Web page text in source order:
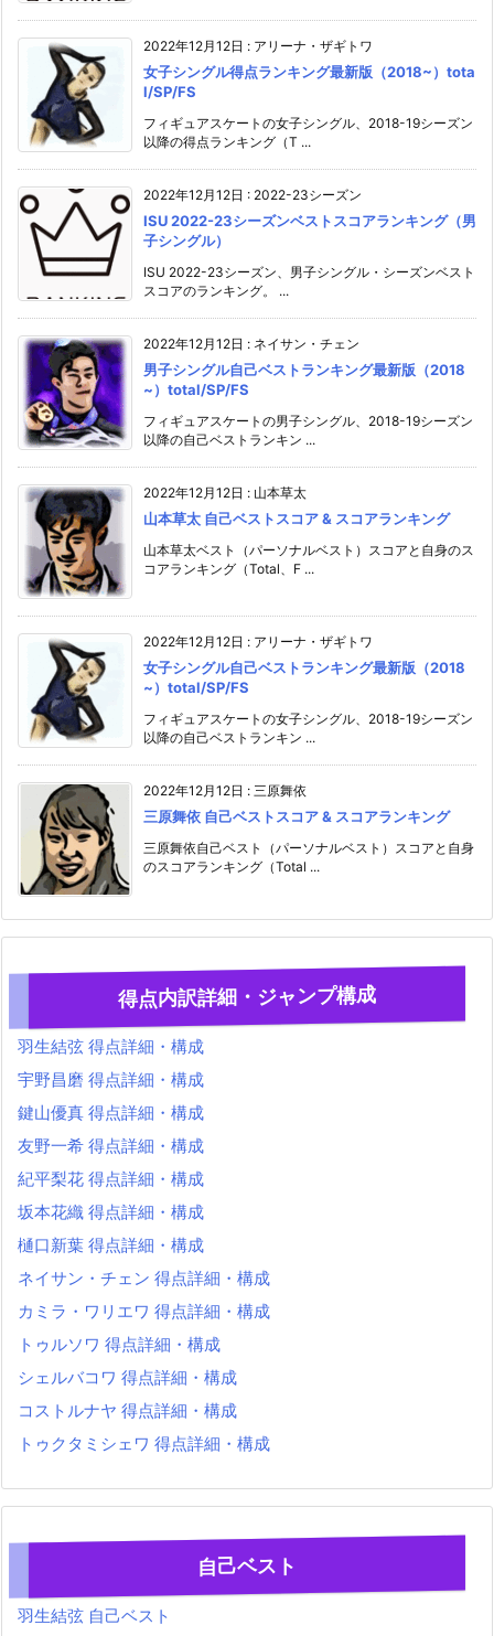
2022年12月12日 : アリーナ・ザギトワ
女子シングル得点ランキング最新版（2018~）tota
l/SP/FS
フィギュアスケートの女子シングル、2018-19シーズン
以降の得点ランキング（T ...
2022年12月12日 : 2022-23シーズン
ISU 2022-23シーズンベストスコアランキング（男
子シングル）
ISU 2022-23シーズン、男子シングル・シーズンベスト
スコアのランキング。 ...
2022年12月12日 : ネイサン・チェン
男子シングル自己ベストランキング最新版（2018
~）total/SP/FS
フィギュアスケートの男子シングル、2018-19シーズン
以降の自己ベストランキン ...
2022年12月12日 : 山本草太
山本草太 自己ベストスコア & スコアランキング
山本草太ベスト（パーソナルベスト）スコアと自身のス
コアランキング（Total、F ...
2022年12月12日 : アリーナ・ザギトワ
女子シングル自己ベストランキング最新版（2018
~）total/SP/FS
フィギュアスケートの女子シングル、2018-19シーズン
以降の自己ベストランキン ...
2022年12月12日 : 三原舞依
三原舞依 自己ベストスコア & スコアランキング
三原舞依自己ベスト（パーソナルベスト）スコアと自身
のスコアランキング（Total ...
得点内訳詳細・ジャンプ構成
羽生結弦 得点詳細・構成
宇野昌磨 得点詳細・構成
鍵山優真 得点詳細・構成
友野一希 得点詳細・構成
紀平梨花 得点詳細・構成
坂本花織 得点詳細・構成
樋口新葉 得点詳細・構成
ネイサン・チェン 得点詳細・構成
カミラ・ワリエワ 得点詳細・構成
トゥルソワ 得点詳細・構成
シェルバコワ 得点詳細・構成
コストルナヤ 得点詳細・構成
トゥクタミシェワ 得点詳細・構成
自己ベスト
羽生結弦 自己ベスト